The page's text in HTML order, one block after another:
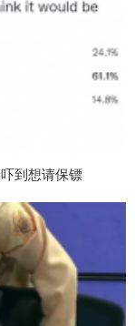
到想请保镖